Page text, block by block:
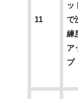
11
ッ
で
練
ア
プ